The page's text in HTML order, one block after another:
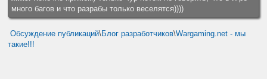
много багов и что разрабы только веселятся))))
Обсуждение публикаций\Блог разработчиков\Wargaming.net - мы
такие!!!